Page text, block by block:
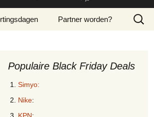
Partner worden?
Zoeken
naar:
Populaire Black Friday Deals
Simyo:
Nike: